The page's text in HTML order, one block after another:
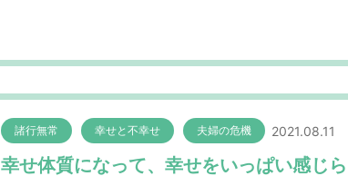
諸行無常 幸せと不幸せ 夫婦の危機 2021.08.11
幸せ体質になって、幸せをいっぱい感じら